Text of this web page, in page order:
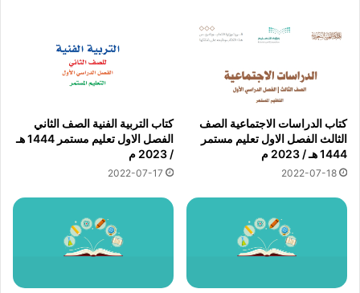
كتاب الدراسات الاجتماعية الصف
الثالث الفصل الاول تعليم مستمر
1444 هـ / 2023 م
2022-07-18
كتاب التربية الفنية الصف الثاني
الفصل الاول تعليم مستمر 1444 هـ
/ 2023 م
2022-07-17